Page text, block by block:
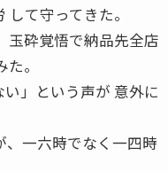
て守ってきた。
玉砕覚悟で納品先全店
。
」という声が 意外に
、一六時でなく一四時